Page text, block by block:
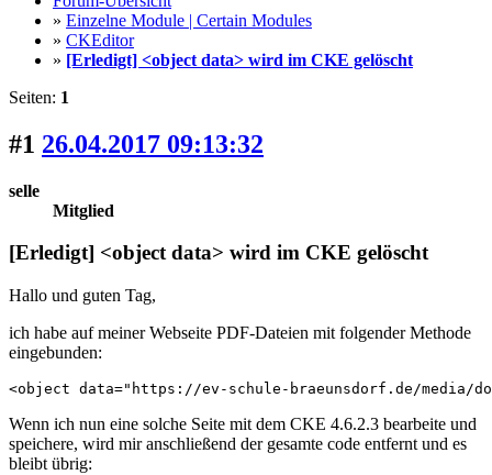
» Einzelne Module | Certain Modules
» CKEditor
» [Erledigt] <object data> wird im CKE gelöscht
Seiten: 1
#1 26.04.2017 09:13:32
selle
Mitglied
[Erledigt] <object data> wird im CKE gelöscht
Hallo und guten Tag,
ich habe auf meiner Webseite PDF-Dateien mit folgender Methode
eingebunden:
<object data="https://ev-schule-braeunsdorf.de/media/
Wenn ich nun eine solche Seite mit dem CKE 4.6.2.3 bearbeite und
speichere, wird mir anschließend der gesamte code entfernt und es
bleibt übrig: